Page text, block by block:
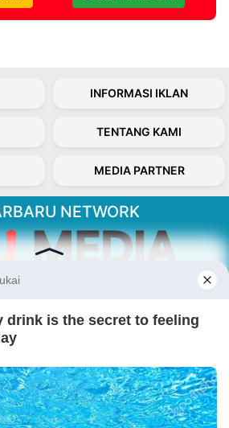
INFORMASI IKLAN
TENTANG KAMI
MEDIA PARTNER
NETWORK
menyajikan berita aktual dan
dari sudut pandang berbaik sangka
Follow Kabarbaru